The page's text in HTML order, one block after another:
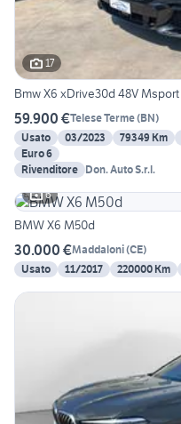
17
Bmw X6 xDrive30d 48V Msport
59.900 €Telese Terme(BN)
Usato
03/2023 79349 Km
Euro 6
Rivenditore Don. Auto S.r.l.
6
BMW X6 M50d
30.000 €Maddaloni(CE)
Usato
11/2017 220000 Km